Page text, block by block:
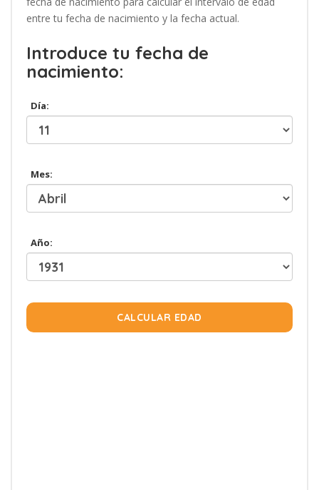
entre tu fecha de nacimiento y la fecha actual.
Introduce tu fecha de
nacimiento:
Día:
Mes:
Año:
CALCULAR EDAD